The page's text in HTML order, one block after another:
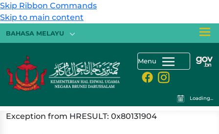
Skip Ribbon Commands
Skip to main content
BAHASA MELAYU
Menu
Loading...
Exception from HRESULT: 0x80131904